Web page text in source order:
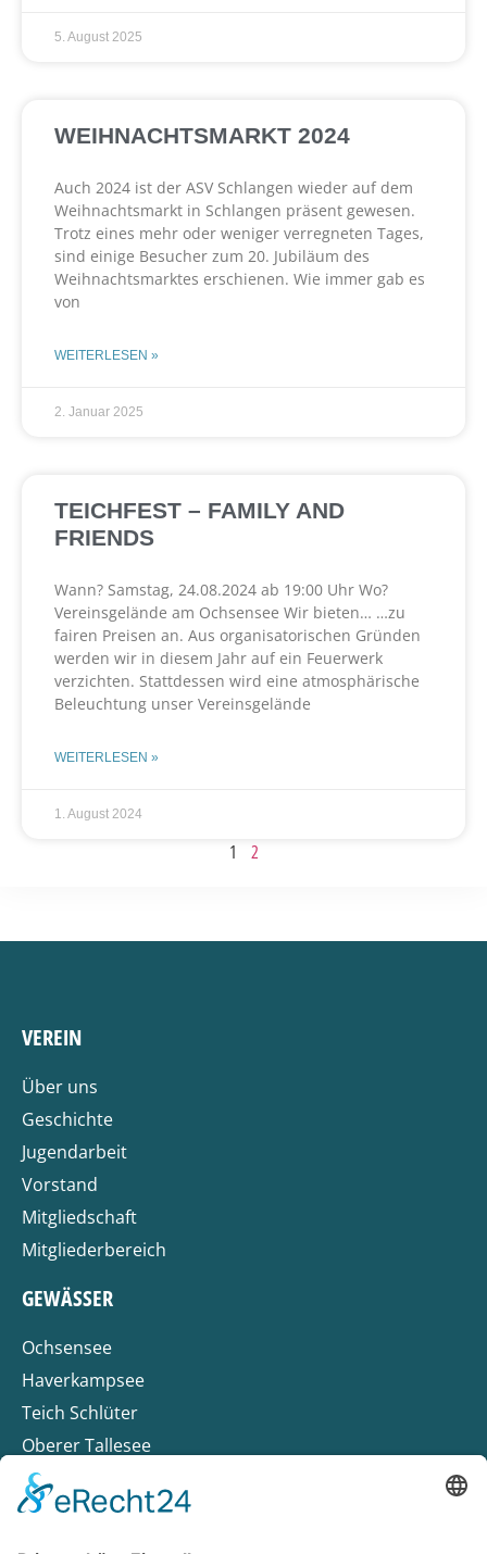
5. August 2025
WEIHNACHTSMARKT 2024
Auch 2024 ist der ASV Schlangen wieder auf dem
Weihnachtsmarkt in Schlangen präsent gewesen.
Trotz eines mehr oder weniger verregneten Tages,
sind einige Besucher zum 20. Jubiläum des
Weihnachtsmarktes erschienen. Wie immer gab es
von
WEITERLESEN »
2. Januar 2025
TEICHFEST – FAMILY AND
FRIENDS
Wann? Samstag, 24.08.2024 ab 19:00 Uhr Wo?
Vereinsgelände am Ochsensee Wir bieten… …zu
fairen Preisen an. Aus organisatorischen Gründen
werden wir in diesem Jahr auf ein Feuerwerk
verzichten. Stattdessen wird eine atmosphärische
Beleuchtung unser Vereinsgelände
WEITERLESEN »
1. August 2024
1 2
VEREIN
Über uns
Geschichte
Jugendarbeit
Vorstand
Mitgliedschaft
Mitgliederbereich
GEWÄSSER
Ochsensee
Haverkampsee
Teich Schlüter
Oberer Tallesee
Hölscher See
Weser